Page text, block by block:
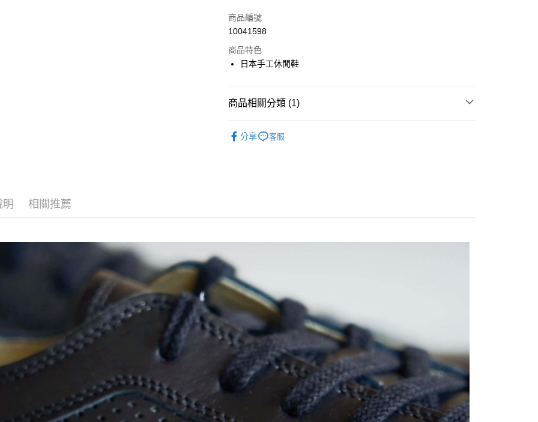
全盈+PAY
運送方式
每筆NT$60
每筆NT$60
宅配
每筆NT$60
商品編號
10041598
商品特色
日本手工休閒鞋
商品相關分類 (1)
分享
客服
明 相關推薦